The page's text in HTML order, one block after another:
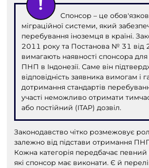
Спонсор – це
міграційної системи, який
перебування іноземця в країні.
2011 року та Постанова № 31 від
вимагають наявності спонсора
ПНП в Індонезії. Саме він
відповідність заявника вимогам і
дотримання стандартів
участі неможливо отримати
або постійний (ITAP) дозвіл.
Законодавство чітко розмежовує
залежно від підстави отримання ПНП
Кожна категорія передбачає певний
які спонсор має виконати. Є й